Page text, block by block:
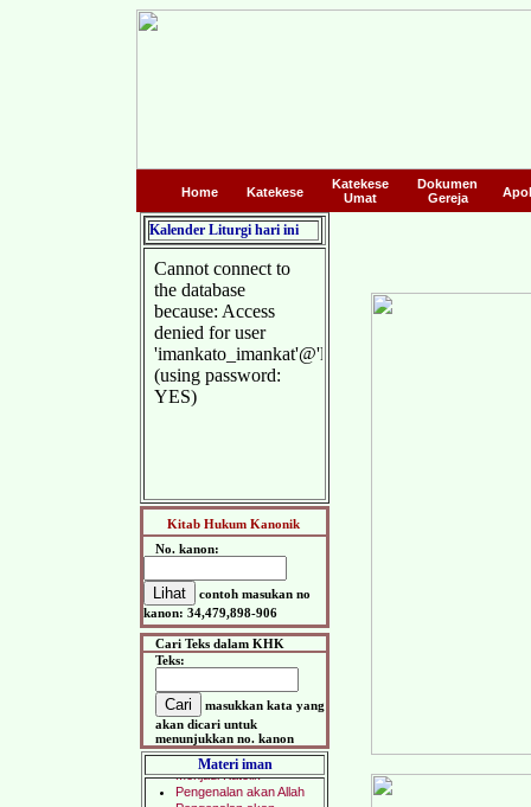
Home Katekese
Katekese
Umat
Dokumen
Gereja
Kalender Liturgi hari ini
Kitab Hukum Kanonik
No. kanon:
contoh masukan no
kanon: 34,479,898-906
Cari Teks dalam KHK
Teks:
masukkan kata yang
akan dicari untuk
menunjukkan no. kanon
Materi iman